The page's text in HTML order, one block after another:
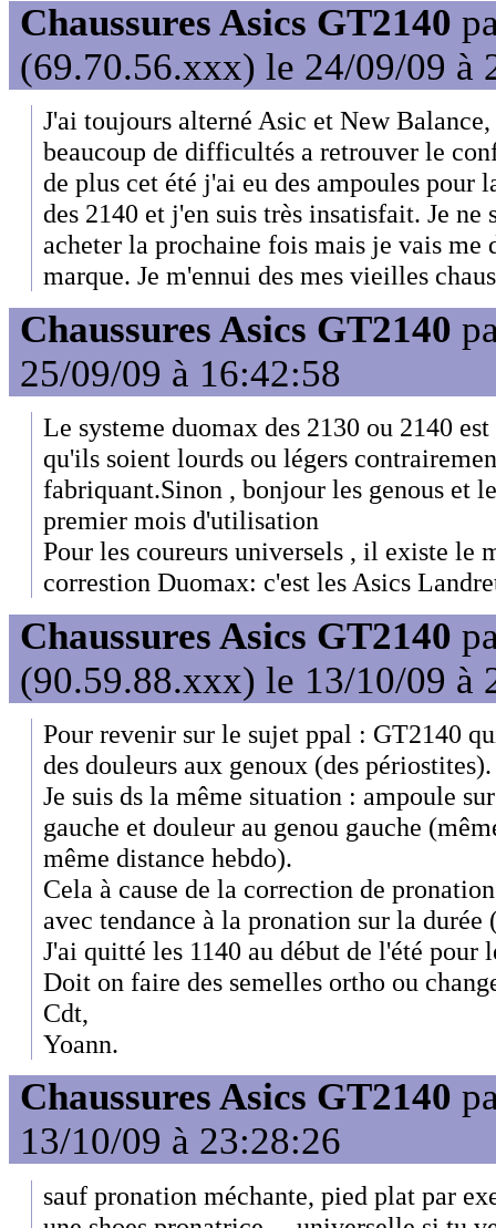
Chaussures Asics GT2140
(69.70.56.xxx) le 24/09/09 à
J'ai toujours alterné Asic et New
beaucoup de difficultés a retrouver le
de plus cet été j'ai eu des ampoules pour
des 2140 et j'en suis très insatisfait. Je ne
acheter la prochaine fois mais je vais me
marque. Je m'ennui des mes vieilles
Chaussures Asics GT2140
25/09/09 à 16:42:58
Le systeme duomax des 2130 ou 2140
qu'ils soient lourds ou légers
fabriquant.Sinon , bonjour les genous et
premier mois d'utilisation
Pour les coureurs universels , il existe le
correstion Duomax: c'est les Asics
Chaussures Asics GT2140
(90.59.88.xxx) le 13/10/09 à
Pour revenir sur le sujet ppal : GT2140
des douleurs aux genoux (des périostites).
Je suis ds la même situation : ampoule
gauche et douleur au genou gauche
même distance hebdo).
Cela à cause de la correction de
avec tendance à la pronation sur la
J'ai quitté les 1140 au début de l'été pour
Doit on faire des semelles ortho ou
Cdt,
Yoann.
Chaussures Asics GT2140
13/10/09 à 23:28:26
sauf pronation méchante, pied plat par